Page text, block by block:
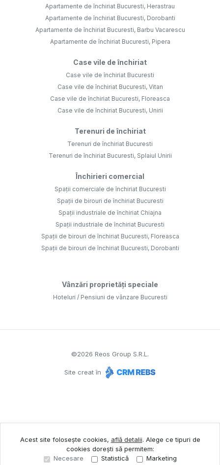
Apartamente de închiriat Bucuresti, Herastrau
Apartamente de închiriat Bucuresti, Dorobanti
Apartamente de închiriat Bucuresti, Barbu Vacarescu
Apartamente de închiriat Bucuresti, Pipera
Case vile de închiriat
Case vile de închiriat Bucuresti
Case vile de închiriat Bucuresti, Vitan
Case vile de închiriat Bucuresti, Floreasca
Case vile de închiriat Bucuresti, Unirii
Terenuri de închiriat
Terenuri de închiriat Bucuresti
Terenuri de închiriat Bucuresti, Splaiul Unirii
Închirieri comercial
Spații comerciale de închiriat Bucuresti
Spații de birouri de închiriat Bucuresti
Spații industriale de închiriat Chiajna
Spații industriale de închiriat Bucuresti
Spații de birouri de închiriat Bucuresti, Floreasca
Spații de birouri de închiriat Bucuresti, Dorobanti
Vânzări proprietăți speciale
Hoteluri / Pensiuni de vânzare Bucuresti
©2026 Reos Group S.R.L.
Site creat în
Acest site folosește cookies, află detalii. Alege ce tipuri de
cookies dorești să permitem:
Necesare
Statistică Marketing